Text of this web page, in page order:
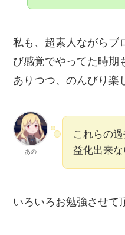
私も、超素人ながらブ
び感覚でやってた時期
ありつつ、のんびり楽
あの
これらの
益化出来
いろいろお勉強させて